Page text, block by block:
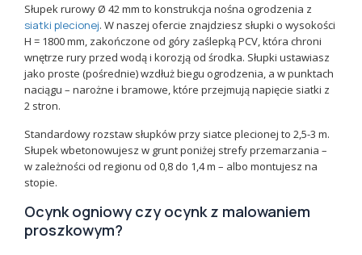
Słupek rurowy Ø 42 mm to konstrukcja nośna ogrodzenia z
siatki plecionej. W naszej ofercie znajdziesz słupki o wysokości
H = 1800 mm, zakończone od góry zaślepką PCV, która chroni
wnętrze rury przed wodą i korozją od środka. Słupki ustawiasz
jako proste (pośrednie) wzdłuż biegu ogrodzenia, a w punktach
naciągu – narożne i bramowe, które przejmują napięcie siatki z
2 stron.
Standardowy rozstaw słupków przy siatce plecionej to 2,5-3 m.
Słupek wbetonowujesz w grunt poniżej strefy przemarzania –
w zależności od regionu od 0,8 do 1,4 m – albo montujesz na
stopie.
Ocynk ogniowy czy ocynk z malowaniem
proszkowym?